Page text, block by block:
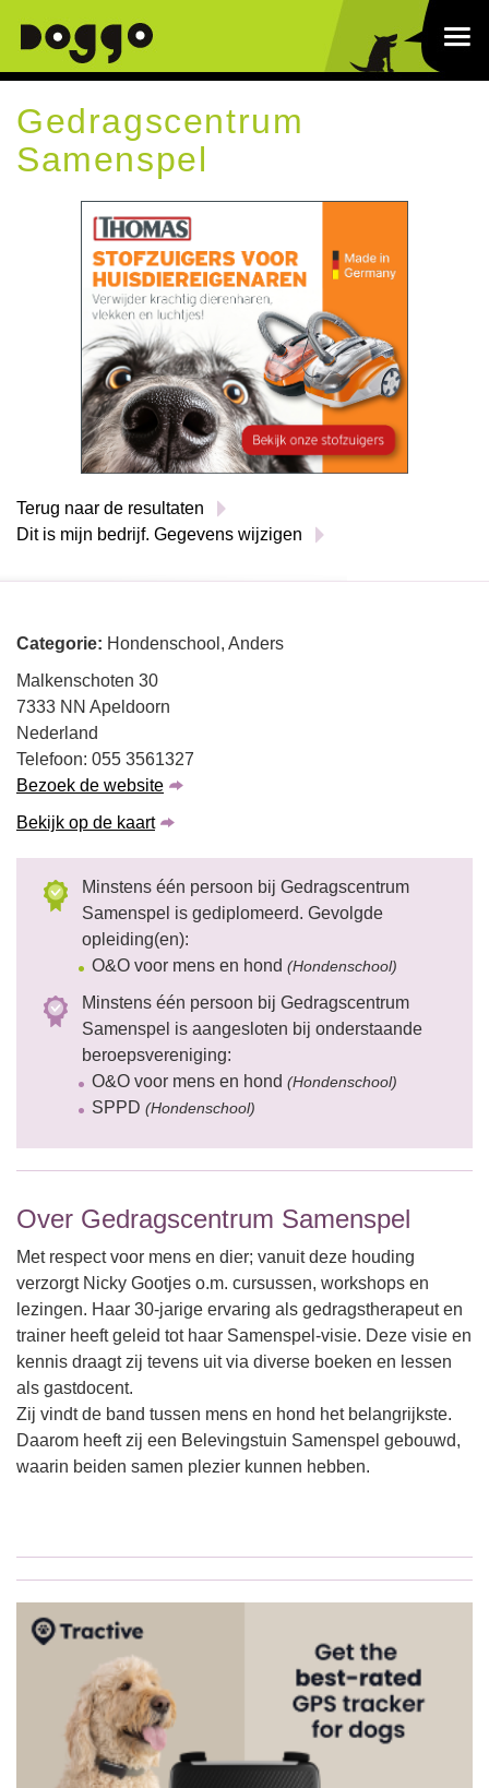
Gedragscentrum
Samenspel
Terug naar de resultaten
Dit is mijn bedrijf. Gegevens wijzigen
Categorie: Hondenschool, Anders
Malkenschoten 30
7333 NN Apeldoorn
Nederland
Telefoon: 055 3561327
Bezoek de website
Bekijk op de kaart
Minstens één persoon bij Gedragscentrum
Samenspel is gediplomeerd. Gevolgde
opleiding(en):
O&O voor mens en hond (Hondenschool)
Minstens één persoon bij Gedragscentrum
Samenspel is aangesloten bij onderstaande
beroepsvereniging:
O&O voor mens en hond (Hondenschool)
SPPD (Hondenschool)
Over Gedragscentrum Samenspel
Met respect voor mens en dier; vanuit deze houding
verzorgt Nicky Gootjes o.m. cursussen, workshops en
lezingen. Haar 30-jarige ervaring als gedragstherapeut en
trainer heeft geleid tot haar Samenspel-visie. Deze visie en
kennis draagt zij tevens uit via diverse boeken en lessen
als gastdocent.
Zij vindt de band tussen mens en hond het belangrijkste.
Daarom heeft zij een Belevingstuin Samenspel gebouwd,
waarin beiden samen plezier kunnen hebben.